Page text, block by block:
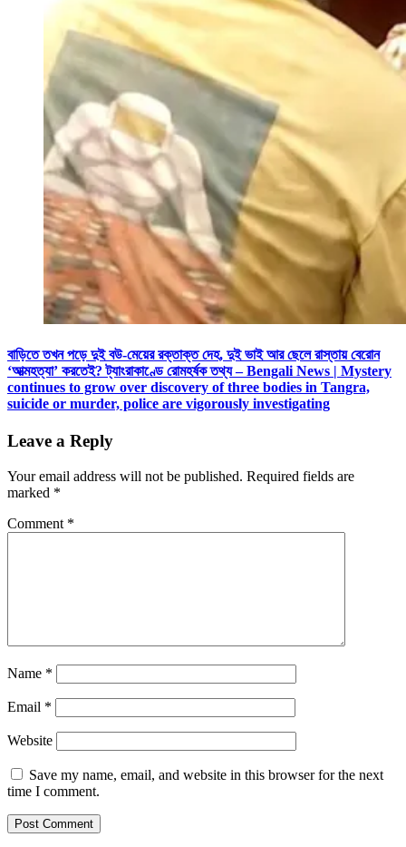
বাড়িতে তখন পড়ে দুই বউ-মেয়ের রক্তাক্ত দেহ, দুই ভাই আর ছেলে রাস্তায় বেরোন
‘আত্মহত্যা’ করতেই? ট্যাংরাকাণ্ডে রোমহর্ষক তথ্য – Bengali News | Mystery
continues to grow over discovery of three bodies in Tangra,
suicide or murder, police are vigorously investigating
Leave a Reply
Your email address will not be published. Required fields are
marked *
Comment *
Name *
Email *
Website
Save my name, email, and website in this browser for the next
time I comment.